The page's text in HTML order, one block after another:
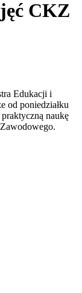
CKZ
Edukacji i
od poniedziałku
naukę